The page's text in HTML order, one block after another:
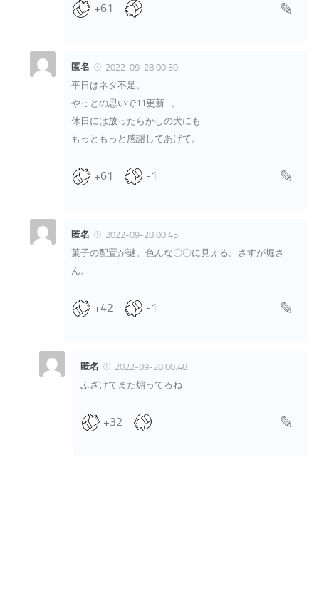
+61
匿名
2022-09-28 00:30
平日はネタ不足。
やっとの思いで11更新…。
休日には放ったらかしの犬にも
もっともっと感謝してあげて。
+61 -1
匿名
2022-09-28 00:45
菓子の配置が謎。色んな〇〇に見える。さすが堀さ
ん。
+42 -1
匿名
2022-09-28 00:48
ふざけてまた煽ってるね
+32